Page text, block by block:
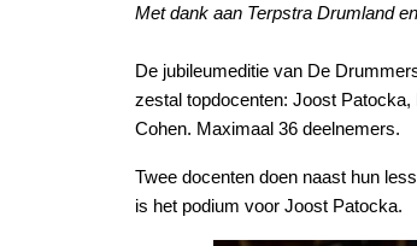
Met dank aan Terpstra Drumland
De jubileumeditie van De
zestal topdocenten: Joost
Cohen. Maximaal 36 deelnemers.
Twee docenten doen naast hun
is het podium voor Joost Patocka.